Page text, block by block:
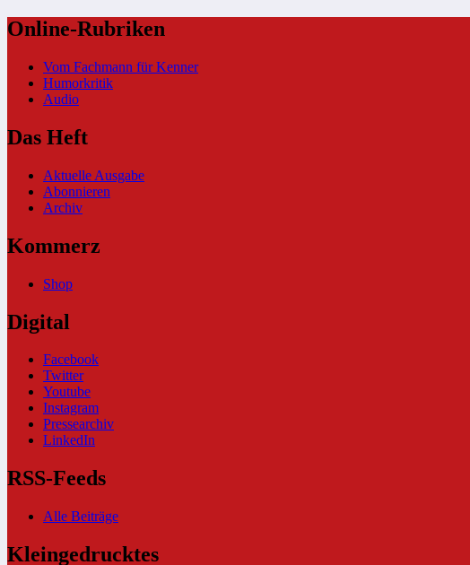
Online-Rubriken
Vom Fachmann für Kenner
Humorkritik
Audio
Das Heft
Aktuelle Ausgabe
Abonnieren
Archiv
Kommerz
Shop
Digital
Facebook
Twitter
Youtube
Instagram
Pressearchiv
LinkedIn
RSS-Feeds
Alle Beiträge
Kleingedrucktes